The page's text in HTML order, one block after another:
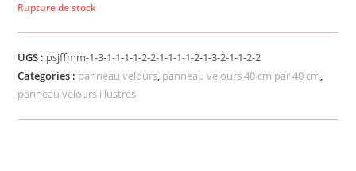
Rupture de stock
UGS : psjffmm-1-3-1-1-1-1-2-2-1-1-1-1-2-1-3-2-1-1-2-2
Catégories : panneau velours, panneau velours 40 cm par 40 cm,
panneau velours illustrés